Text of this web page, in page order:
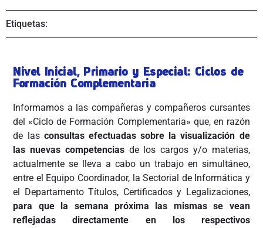
Etiquetas:
Nivel Inicial, Primario y Especial: Ciclos de
Formación Complementaria
Informamos a las compañeras y compañeros cursantes
del «Ciclo de Formación Complementaria» que, en razón
de las consultas efectuadas sobre la visualización de
las nuevas competenciasde los cargos y/o materias,
actualmente se lleva a cabo un trabajo en simultáneo,
entre el Equipo Coordinador, la Sectorial de Informática y
el Departamento Títulos, Certificados y Legalizaciones,
para que la semana próxima las mismas se vean
reflejadas directamente en los respectivos